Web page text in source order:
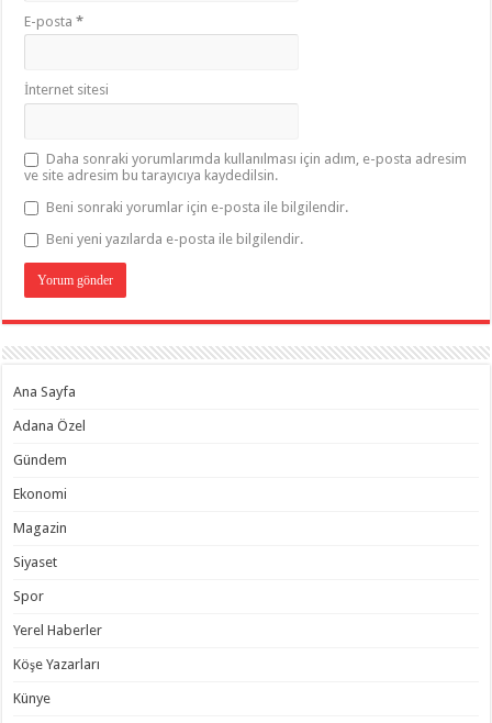
E-posta*
İnternet sitesi
Daha sonraki yorumlarımda kullanılması için adım, e-posta adresim
ve site adresim bu tarayıcıya kaydedilsin.
Beni sonraki yorumlar için e-posta ile bilgilendir.
Beni yeni yazılarda e-posta ile bilgilendir.
Ana Sayfa
Adana Özel
Gündem
Ekonomi
Magazin
Siyaset
Spor
Yerel Haberler
Köşe Yazarları
Künye